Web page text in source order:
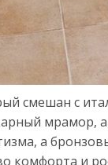
смешан с
а
комфорта и